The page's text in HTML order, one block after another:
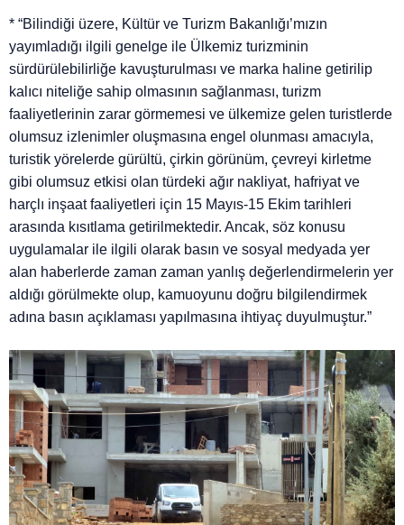
* “Bilindiği üzere, Kültür ve Turizm Bakanlığı’mızın
yayımladığı ilgili genelge ile Ülkemiz turizminin
sürdürülebilirliğe kavuşturulması ve marka haline getirilip
kalıcı niteliğe sahip olmasının sağlanması, turizm
faaliyetlerinin zarar görmemesi ve ülkemize gelen turistlerde
olumsuz izlenimler oluşmasına engel olunması amacıyla,
turistik yörelerde gürültü, çirkin görünüm, çevreyi kirletme
gibi olumsuz etkisi olan türdeki ağır nakliyat, hafriyat ve
harçlı inşaat faaliyetleri için 15 Mayıs-15 Ekim tarihleri
arasında kısıtlama getirilmektedir. Ancak, söz konusu
uygulamalar ile ilgili olarak basın ve sosyal medyada yer
alan haberlerde zaman zaman yanlış değerlendirmelerin yer
aldığı görülmekte olup, kamuoyunu doğru bilgilendirmek
adına basın açıklaması yapılmasına ihtiyaç duyulmuştur.”